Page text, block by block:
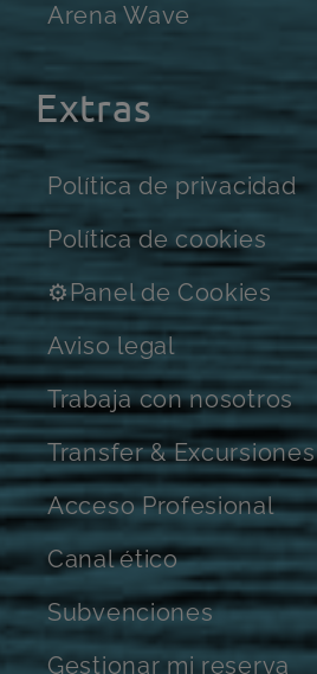
Arena Wave
Extras
Política de privacidad
Política de cookies
⚙Panel de Cookies
Aviso legal
Trabaja con nosotros
Transfer & Excursiones
Acceso Profesional
Canal ético
Subvenciones
Gestionar mi reserva